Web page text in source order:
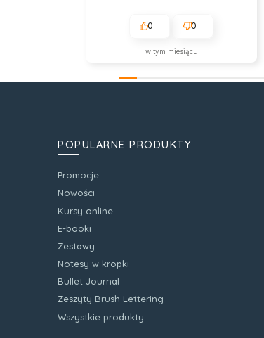
0 0
w tym miesiącu
POPULARNE PRODUKTY
Promocje
Nowości
Kursy online
E-booki
Zestawy
Notesy w kropki
Bullet Journal
Zeszyty Brush Lettering
Wszystkie produkty